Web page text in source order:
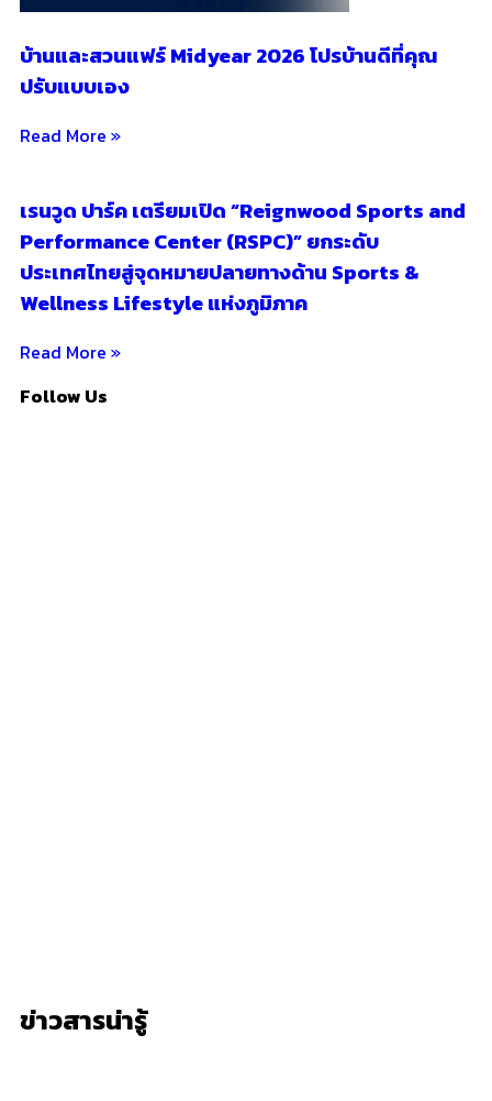
บ้านและสวนแฟร์ Midyear 2026 โปรบ้านดีที่คุณ
ปรับแบบเอง
Read More »
เรนวูด ปาร์ค เตรียมเปิด “Reignwood Sports and
Performance Center (RSPC)” ยกระดับ
ประเทศไทยสู่จุดหมายปลายทางด้าน Sports &
Wellness Lifestyle แห่งภูมิภาค
Read More »
Follow Us
ข่าวสารน่ารู้